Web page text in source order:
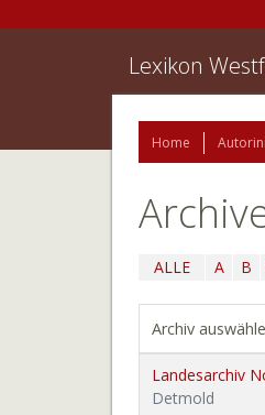
Lexikon
Home
ALLE A B
Archiv
Landesarchiv
Detmold